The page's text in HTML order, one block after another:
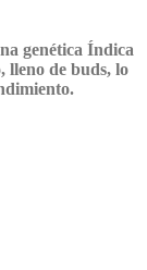
genética Índica
lleno de buds, lo